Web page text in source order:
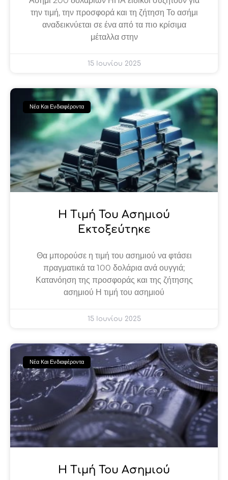
την τιμή, την προσφορά και τη ζήτηση Το ασήμι
αναδεικνύεται σε ένα από τα πιο κρίσιμα
μέταλλα στην
15 Ιουνίου 2025
Νέα Και Ενδιαφέροντα
Η Τιμή Του Ασημιού
Εκτοξεύτηκε
Θα μπορούσε η τιμή του ασημιού να φτάσει
πραγματικά τα 100 δολάρια ανά ουγγιά;
Κατανόηση της προσφοράς και της ζήτησης
ασημιού Η τιμή του ασημιού
15 Ιουνίου 2025
Νέα Και Ενδιαφέροντα
Η Τιμή Του Ασημιού